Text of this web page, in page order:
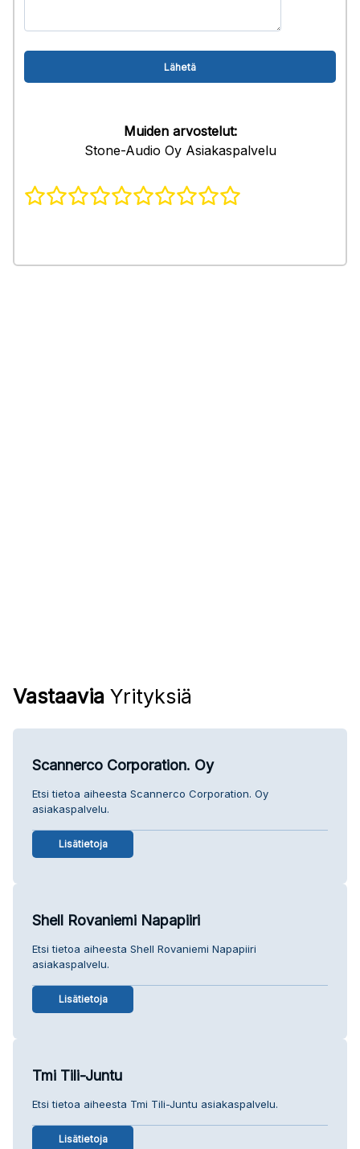
Muiden arvostelut:
Stone-Audio Oy Asiakaspalvelu
Vastaavia Yrityksiä
Scannerco Corporation. Oy
Etsi tietoa aiheesta Scannerco Corporation. Oy
asiakaspalvelu.
Lisätietoja
Shell Rovaniemi Napapiiri
Etsi tietoa aiheesta Shell Rovaniemi Napapiiri
asiakaspalvelu.
Lisätietoja
Tmi Tili-Juntu
Etsi tietoa aiheesta Tmi Tili-Juntu asiakaspalvelu.
Lisätietoja